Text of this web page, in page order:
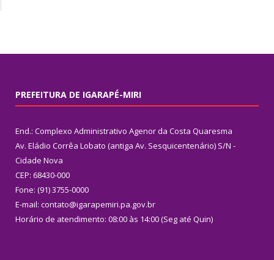
PREFEITURA DE IGARAPÉ-MIRI
End.: Complexo Administrativo Agenor da Costa Quaresma
Av. Eládio Corrêa Lobato (antiga Av. Sesquicentenário) S/N -
Cidade Nova
CEP: 68430-000
Fone: (91) 3755-0000
E-mail: contato@igarapemiri.pa.gov.br
Horário de atendimento: 08:00 às 14:00 (Seg até Quin)